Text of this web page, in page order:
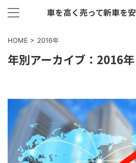
車を高く売って新車を
HOME > 2016年
年別アーカイブ：2016年